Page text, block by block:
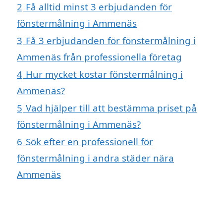
2 Få alltid minst 3 erbjudanden för
fönstermålning i Ammenäs
3 Få 3 erbjudanden för fönstermålning i
Ammenäs från professionella företag
4 Hur mycket kostar fönstermålning i
Ammenäs?
5 Vad hjälper till att bestämma priset på
fönstermålning i Ammenäs?
6 Sök efter en professionell för
fönstermålning i andra städer nära
Ammenäs